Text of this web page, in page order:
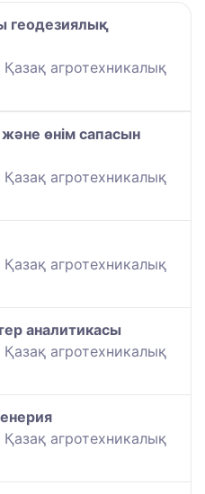
геодезиялық
агротехникалық
өнім сапасын
агротехникалық
агротехникалық
аналитикасы
агротехникалық
агротехникалық